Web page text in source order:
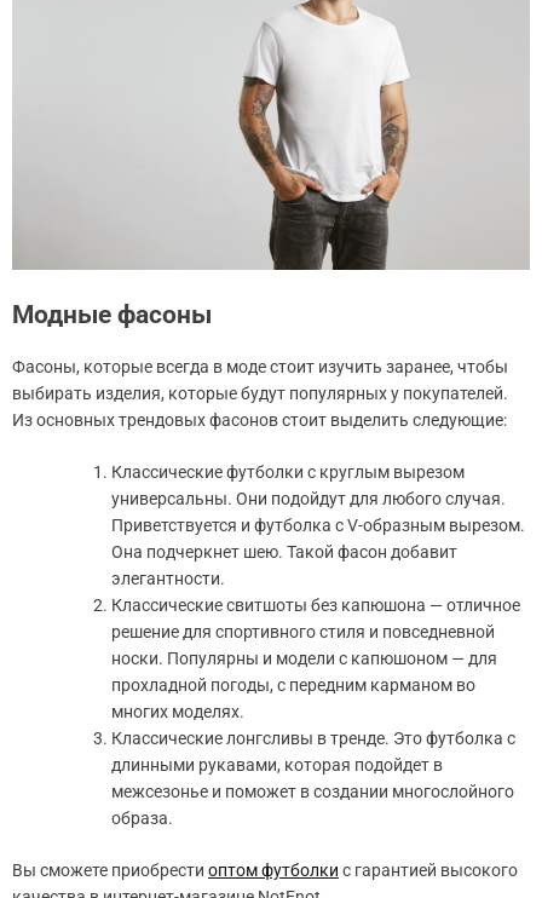
Модные фасоны
Фасоны, которые всегда в моде стоит изучить заранее, чтобы
выбирать изделия, которые будут популярных у покупателей.
Из основных трендовых фасонов стоит выделить следующие:
Классические футболки с круглым вырезом
универсальны. Они подойдут для любого случая.
Приветствуется и футболка с V-образным вырезом.
Она подчеркнет шею. Такой фасон добавит
элегантности.
Классические свитшоты без капюшона — отличное
решение для спортивного стиля и повседневной
носки. Популярны и модели с капюшоном — для
прохладной погоды, с передним карманом во
многих моделях.
Классические лонгсливы в тренде. Это футболка с
длинными рукавами, которая подойдет в
межсезонье и поможет в создании многослойного
образа.
Вы сможете приобрести оптом футболки с гарантией высокого